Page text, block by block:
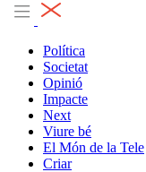
Política
Societat
Opinió
Impacte
Next
Viure bé
El Món de la Tele
Criar